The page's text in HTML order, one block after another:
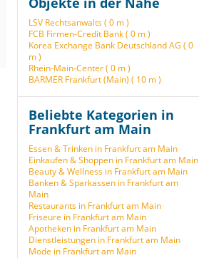
LSV Rechtsanwalts ( 0 m )
FCB Firmen-Credit Bank ( 0 m )
Korea Exchange Bank Deutschland AG ( 0
m )
Rhein-Main-Center ( 0 m )
BARMER Frankfurt (Main) ( 10 m )
Beliebte Kategorien in
Frankfurt am Main
Essen & Trinken in Frankfurt am Main
Einkaufen & Shoppen in Frankfurt am Main
Beauty & Wellness in Frankfurt am Main
Banken & Sparkassen in Frankfurt am
Main
Restaurants in Frankfurt am Main
Friseure in Frankfurt am Main
Apotheken in Frankfurt am Main
Dienstleistungen in Frankfurt am Main
Mode in Frankfurt am Main